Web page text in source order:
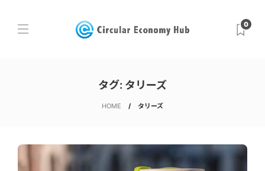
0
タグ: タリーズ
HOME タリーズ